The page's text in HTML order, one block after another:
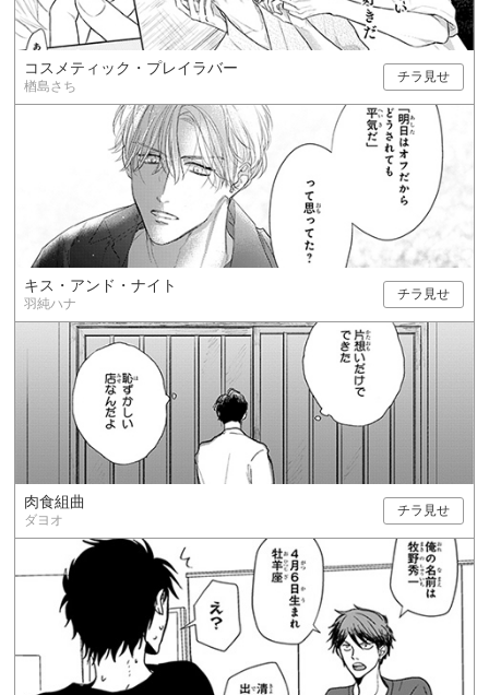
コスメティック・プレイラバー
楢島さち
チラ見せ
キス・アンド・ナイト
羽純ハナ
チラ見せ
肉食組曲
ダヨオ
チラ見せ